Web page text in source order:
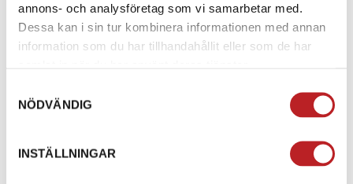
annons- och analysföretag som vi samarbetar med.
Dessa kan i sin tur kombinera informationen med annan
information som du har tillhandahållit eller som de har
NÖDVÄNDIG
INSTÄLLNINGAR
BESKRIVNING
Mikuni förgasarmunstycke.
Gänga / diameter: 5mm